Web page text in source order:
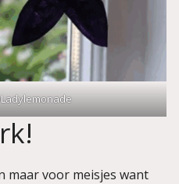
maar voor meisjes want